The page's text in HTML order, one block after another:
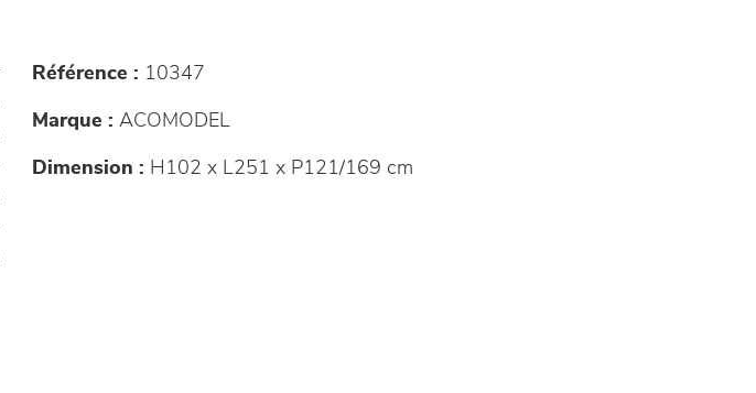
Référence : 10347
Marque : ACOMODEL
Dimension : H102 x L251 x P121/169 cm